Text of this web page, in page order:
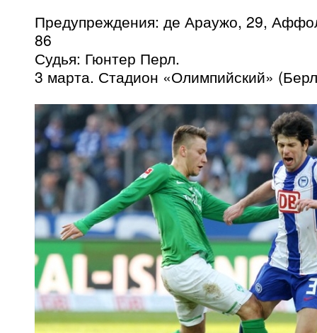
Предупреждения: де Араужо, 29,
86
Судья: Гюнтер Перл.
3 марта. Стадион «Олимпийский»